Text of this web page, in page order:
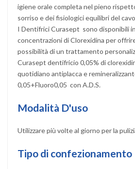
igiene orale completa nel pieno
sorriso e dei fisiologici equilibri del
I Dentifrici Curasept sono disponibili
concentrazioni di Clorexidina per
possibilità di un trattamento
Curasept dentifricio 0,05% di
quotidiano antiplacca e
0,05+Fluoro0,05 con A.D.S.
Modalità D'uso
Utilizzare più volte al giorno per la
Tipo di confezionamento